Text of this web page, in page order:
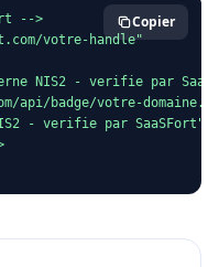
-->
votre-handle"
NIS2 - verifie par
api/badge/votre-
- verifie par SaaSFort"
Copier